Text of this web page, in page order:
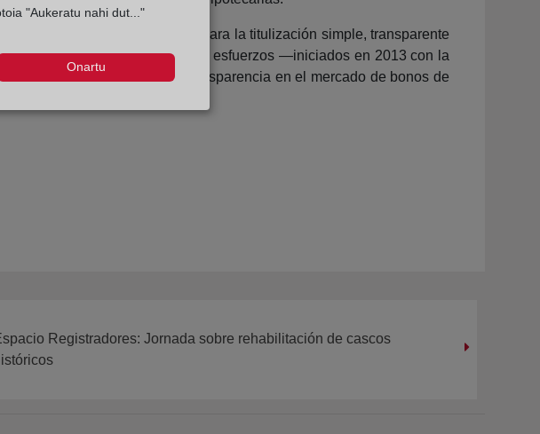
titulización y crea un marco para la titulización simple, transparente
de titulizaciones, así como los esfuerzos —iniciados en 2013 con la
un mayor grado de transparencia en el mercado de bonos de
Registradores: Jornada sobre rehabilitación de cascos
"Aukeratu nahi dut..."
Onartu